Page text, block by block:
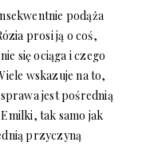
podąża
prosi ją o coś,
się ociąga i czego
wskazuje na to,
jest pośrednią
tak samo jak
przyczyną